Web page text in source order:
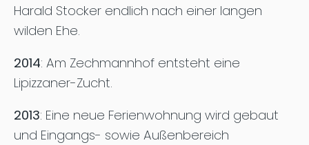
Harald Stocker endlich nach einer langen
wilden Ehe.
2014: Am Zechmannhof entsteht eine
Lipizzaner-Zucht.
2013: Eine neue Ferienwohnung wird gebaut
und Eingangs- sowie Außenbereich